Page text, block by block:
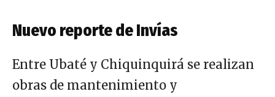
Nuevo reporte de Invías
Entre Ubaté y Chiquinquirá se realizan
obras de mantenimiento y